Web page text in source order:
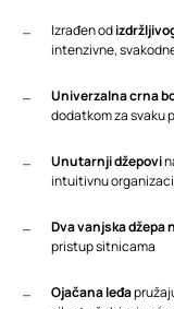
Izrađen od
intenzivne,
Univerzalna crna
dodatkom za svaku
Unutarnji džepovi
intuitivnu
Dva vanjska džepa
pristup sitnicama
Ojačana leđa